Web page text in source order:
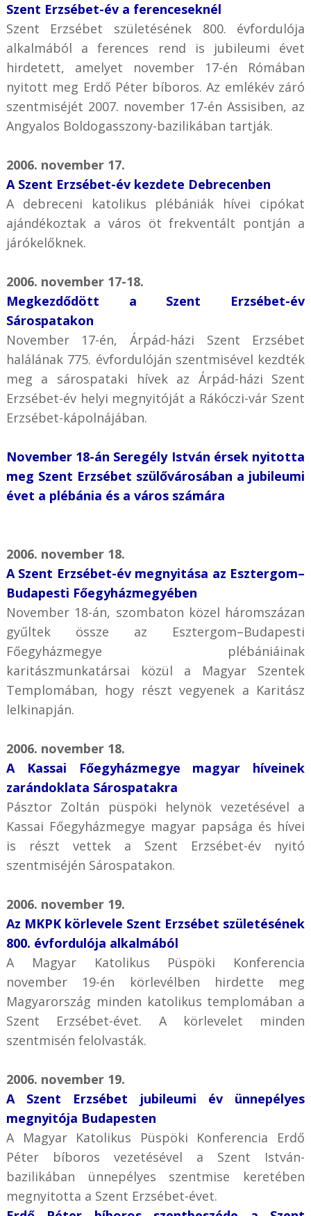
Szent Erzsébet-év a ferenceseknél
Szent Erzsébet születésének 800. évfordulója
alkalmából a ferences rend is jubileumi évet
hirdetett, amelyet november 17-én Rómában
nyitott meg Erdő Péter bíboros. Az emlékév záró
szentmiséjét 2007. november 17-én Assisiben, az
Angyalos Boldogasszony-bazilikában tartják.
2006. november 17.
A Szent Erzsébet-év kezdete Debrecenben
A debreceni katolikus plébániák hívei cipókat
ajándékoztak a város öt frekventált pontján a
járókelőknek.
2006. november 17-18.
Megkezdődött a Szent Erzsébet-év
Sárospatakon
November 17-én, Árpád-házi Szent Erzsébet
halálának 775. évfordulóján szentmisével kezdték
meg a sárospataki hívek az Árpád-házi Szent
Erzsébet-év helyi megnyitóját a Rákóczi-vár Szent
Erzsébet-kápolnájában.
November 18-án Seregély István érsek nyitotta
meg Szent Erzsébet szülővárosában a jubileumi
évet a plébánia és a város számára
2006. november 18.
A Szent Erzsébet-év megnyitása az Esztergom–
Budapesti Főegyházmegyében
November 18-án, szombaton közel háromszázan
gyűltek össze az Esztergom–Budapesti
Főegyházmegye plébániáinak
karitászmunkatársai közül a Magyar Szentek
Templomában, hogy részt vegyenek a Karitász
lelkinapján.
2006. november 18.
A Kassai Főegyházmegye magyar híveinek
zarándoklata Sárospatakra
Pásztor Zoltán püspöki helynök vezetésével a
Kassai Főegyházmegye magyar papsága és hívei
is részt vettek a Szent Erzsébet-év nyitó
szentmiséjén Sárospatakon.
2006. november 19.
Az MKPK körlevele Szent Erzsébet születésének
800. évfordulója alkalmából
A Magyar Katolikus Püspöki Konferencia
november 19-én körlevélben hirdette meg
Magyarország minden katolikus templomában a
Szent Erzsébet-évet. A körlevelet minden
szentmisén felolvasták.
2006. november 19.
A Szent Erzsébet jubileumi év ünnepélyes
megnyitója Budapesten
A Magyar Katolikus Püspöki Konferencia Erdő
Péter bíboros vezetésével a Szent István-
bazilikában ünnepélyes szentmise keretében
megnyitotta a Szent Erzsébet-évet.